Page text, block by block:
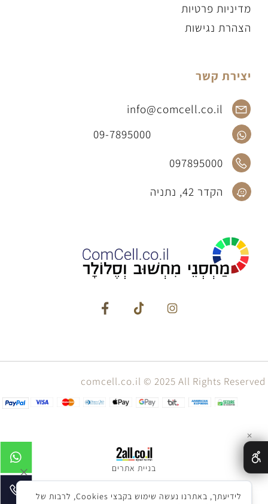
מדיניות פרטיות
הצהרת נגישות
יצירת קשר
info@comcell.co.il
09-7895000
097895000
הקדר 42, נתניה
comcell.co.il © 2025 All Rights Reserved
בניית אתרים
✕
לידיעתך, באתרנו נעשה שימוש בקבצי Cookies, לרבות של